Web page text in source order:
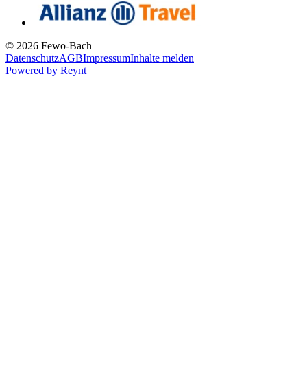
© 2026 Fewo-Bach
DatenschutzAGBImpressumInhalte melden
Powered by Reynt